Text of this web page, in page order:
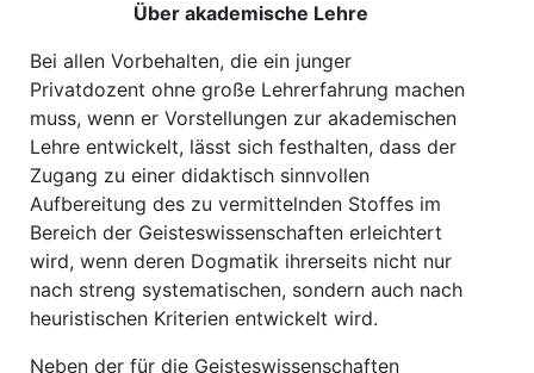
Über akademische Lehre
Bei allen Vorbehalten, die ein junger
Privatdozent ohne große Lehrerfahrung machen
muss, wenn er Vorstellungen zur akademischen
Lehre entwickelt, lässt sich festhalten, dass der
Zu­gang zu einer didaktisch sinnvollen
Aufbereitung des zu vermittelnden Stoffes im
Bereich der Geisteswissenschaften erleichtert
wird, wenn deren Dogmatik ihrerseits nicht nur
nach streng systematischen, sondern auch nach
heuristischen Kriterien entwickelt wird.
Neben der für die Geisteswissenschaften